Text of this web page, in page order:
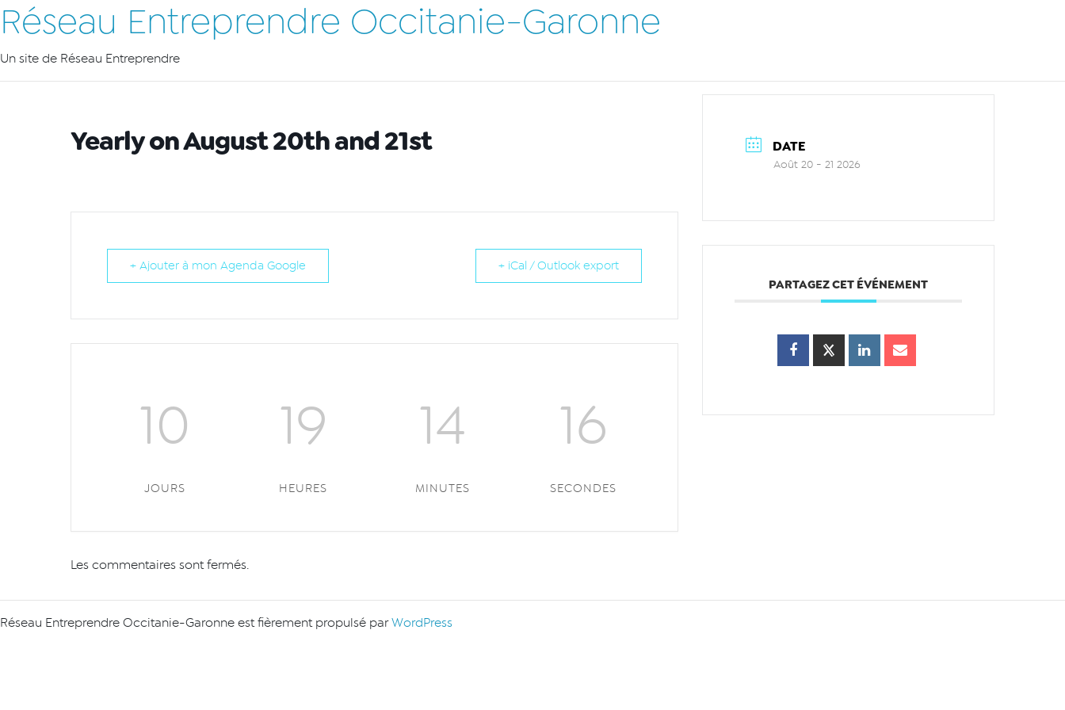
Réseau Entreprendre Occitanie-Garonne
Un site de Réseau Entreprendre
Yearly on August 20th and 21st
+ Ajouter à mon Agenda Google + iCal / Outlook export
10
JOURS
19
HEURES
14
MINUTES
15
SECONDES
DATE
Août 20 - 21 2026
PARTAGEZ CET ÉVÉNEMENT
Les commentaires sont fermés.
Réseau Entreprendre Occitanie-Garonne est fièrement propulsé parWordPress